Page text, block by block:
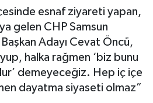
esnaf ziyareti yapan,
gelen CHP Samsun
Adayı Cevat Öncü,
halka rağmen ‘biz bunu
demeyeceğiz. Hep iç içe
dayatma siyaseti olmaz”